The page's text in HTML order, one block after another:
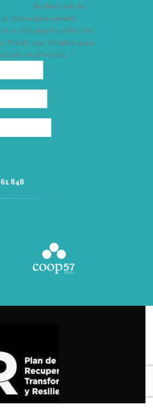
Su dirección de
utiliza para enviarle
e información sobre las
Puede usar el enlace para
en el boletín. >
848‬